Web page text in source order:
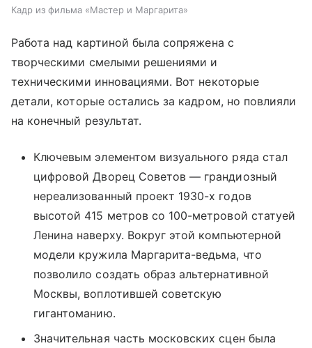
Кадр из фильма «Мастер и Маргарита»
Работа над картиной была сопряжена с
творческими смелыми решениями и
техническими инновациями. Вот некоторые
детали, которые остались за кадром, но повлияли
на конечный результат.
Ключевым элементом визуального ряда стал
цифровой Дворец Советов — грандиозный
нереализованный проект 1930-х годов
высотой 415 метров со 100-метровой статуей
Ленина наверху. Вокруг этой компьютерной
модели кружила Маргарита-ведьма, что
позволило создать образ альтернативной
Москвы, воплотившей советскую
гигантоманию.
Значительная часть московских сцен была